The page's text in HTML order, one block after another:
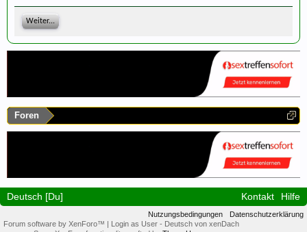
Weiter...
Foren
Deutsch [Du] Kontakt Hilfe
Nutzungsbedingungen
Datenschutzerklärung
Forum software by XenForo™ | Login as User - Deutsch von xenDach